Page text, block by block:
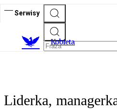
Serwisy
Kobieta
Liderka,